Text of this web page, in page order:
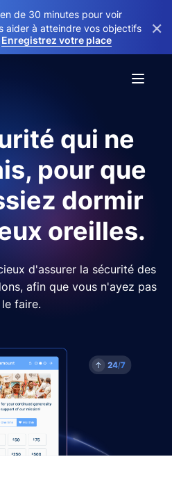
de 30 minutes pour voir
aider à atteindre vos objectifs
Enregistrez votre place
×
qui ne
pour que
dormir
oreilles.
d'assurer la sécurité des
afin que vous n'ayez pas
faire.